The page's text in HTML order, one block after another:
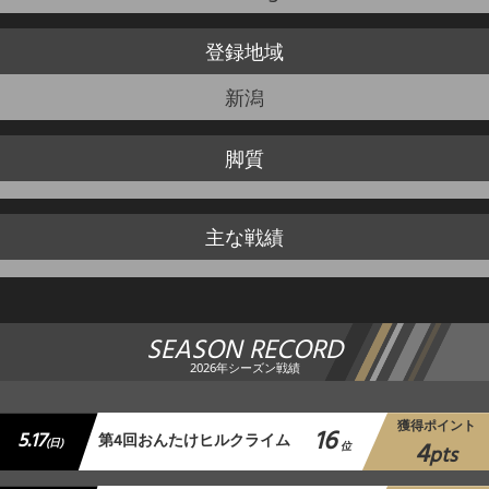
登録地域
新潟
脚質
主な戦績
SEASON RECORD
2026年シーズン戦績
5.17(日) 第4回おんたけヒルクライム 16 位
獲得ポイント
4pts